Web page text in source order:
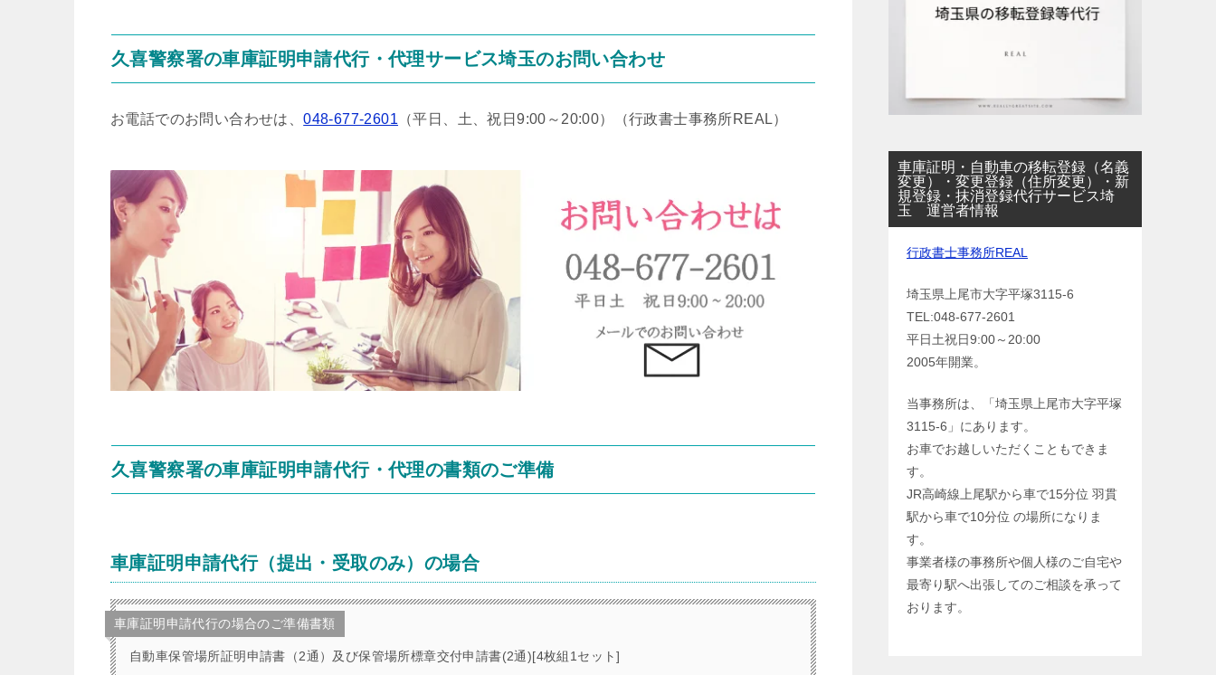
久喜警察署の車庫証明申請代行・代理サービス埼玉のお問い合わせ
お電話でのお問い合わせは、048-677-2601 （平日、土、祝日9:00～20:00） （行政書士事務所REAL）
久喜警察署の車庫証明申請代行・代理の書類のご準備
車庫証明申請代行（提出・受取のみ）の場合
車庫証明申請代行の場合のご準備書類
自動車保管場所証明申請書（2通）及び保管場所標章交付申請書(2通)[4枚組1セット]
車庫証明・自動車の移転登録（名義
変更）・変更登録（住所変更）・新
規登録・抹消登録代行サービス埼
玉 運営者情報
行政書士事務所REAL
埼玉県上尾市大字平塚3115-6
TEL:048-677-2601
平日土祝日9:00～20:00
2005年開業。
当事務所は、「埼玉県上尾市大字平塚
3115-6」にあります。
お車でお越しいただくこともできま
す。
JR高崎線上尾駅から車で15分位 羽貫
駅から車で10分位 の場所になりま
す。
事業者様の事務所や個人様のご自宅や
最寄り駅へ出張してのご相談を承って
おります。